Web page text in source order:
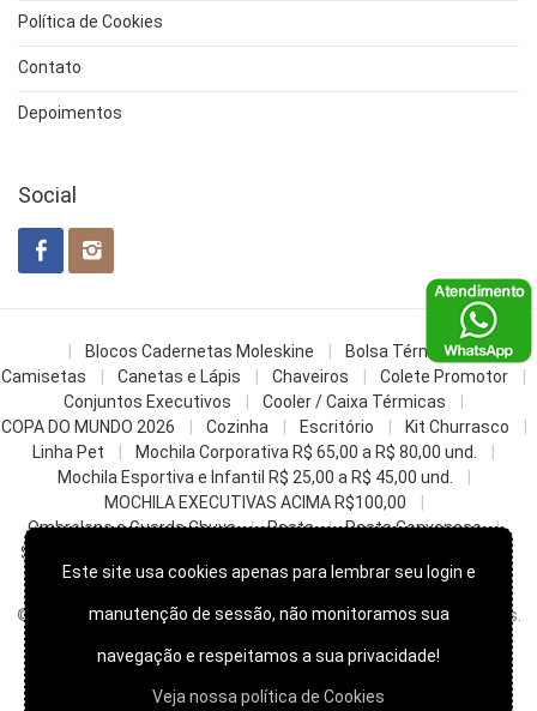
Política de Cookies
Contato
Depoimentos
Social
Blocos Cadernetas Moleskine
Bolsa Térmica
Camisetas
Canetas e Lápis Chaveiros
Colete Promotor
Conjuntos Executivos
Cooler / Caixa Térmicas
COPA DO MUNDO 2026
Cozinha Escritório
Kit Churrasco
Linha Pet
Mochila Corporativa R$ 65,00 a R$ 80,00 und.
Mochila Esportiva e Infantil R$ 25,00 a R$ 45,00 und.
MOCHILA EXECUTIVAS ACIMA R$100,00
Ombrelone e Guarda Chuva
Pasta
Pasta Convencao
Sacochila mochila saco
z- Datas Comemorativas
© 2022
Skill Brindes Promocionais -Todos os direitos reservados.
Este site usa cookies apenas para lembrar seu login e
manutenção de sessão, não monitoramos sua
navegação e respeitamos a sua privacidade!
Veja nossa política de Cookies